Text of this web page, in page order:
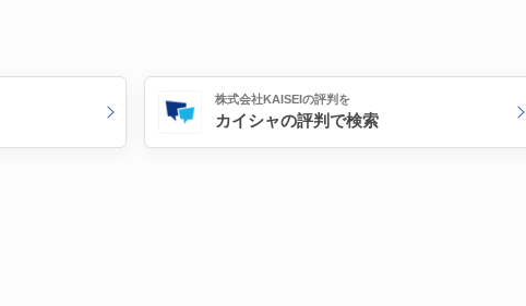
株式会社KAISEIの評判を
カイシャの評判で検索